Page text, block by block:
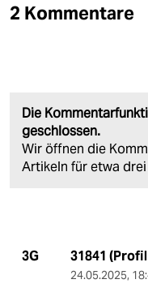
2 Kommentare
Die
geschlossen.
Wir öffnen die
Artikeln für etwa drei
3G 31841
24.05.2025,